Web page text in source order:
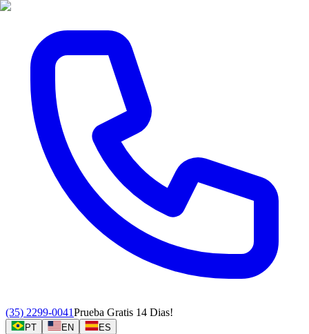
(35) 2299-0041Prueba Gratis 14 Dias!
PT EN ES